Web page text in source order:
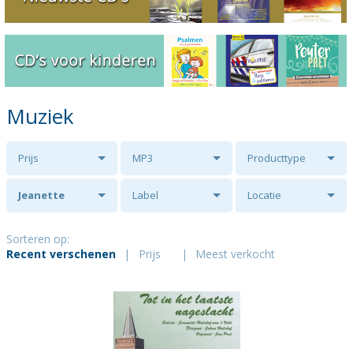
Muziek
Prijs MP3 Producttype
Jeanette
Veld
Label Locatie
Sorteren op:
Recent verschenen
| Prijs | Meest verkocht